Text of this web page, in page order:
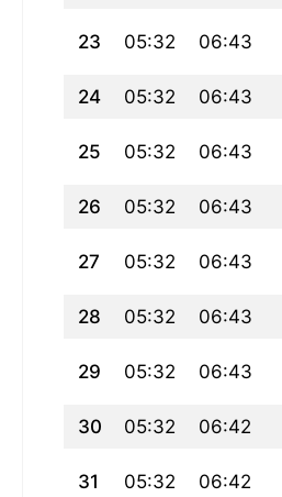
23 05:32 06:43
24 05:32 06:43
25 05:32 06:43
26 05:32 06:43
27 05:32 06:43
28 05:32 06:43
29 05:32 06:43
30 05:32 06:42
31 05:32 06:42